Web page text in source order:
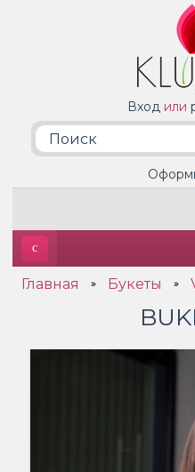
Вход или
Главная » Букеты »